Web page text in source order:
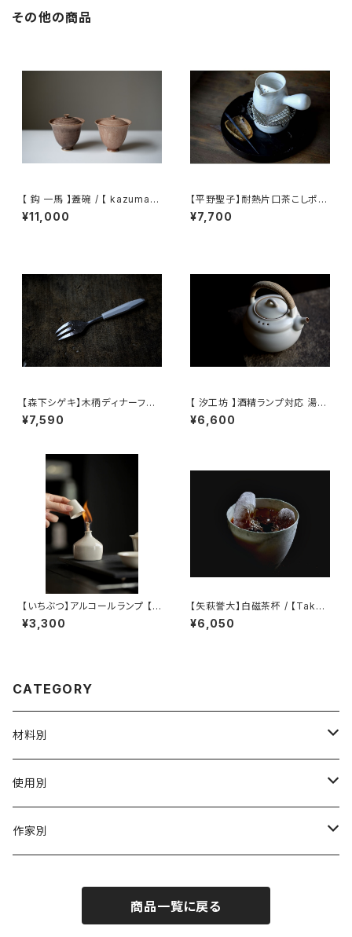
その他の商品
【 鈎 一馬 】蓋碗 / 【 kazuma
magari 】Gaiwan
¥11,000
【平野聖子】耐熱片口茶こしポッ
ト / 【Masako Hirano】Heat-r
esistant spout tea strainer
¥7,700
【森下シゲキ】木柄ディナーフォ
ーク /【Shigeki Morishita】w
ooden-handle dinner fork
¥7,590
【 汐工坊 】酒精ランプ対応 湯沸
かしケトル / 【 Tidal Atelier 】
Handled teapot
¥6,600
【いちぶつ】アルコールランプ 【 i
chibutu 】Alcohol Lamp
¥3,300
【矢萩誉大】白磁茶杯 / 【Takah
iro Yahagi】teacup
¥6,050
CATEGORY
材料別
陶磁器
ガラス
使用別
茶壺 急须 土瓶
作家別
商品一覧に戻る